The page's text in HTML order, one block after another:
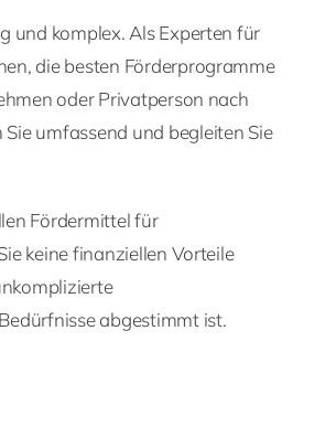
und komplex. Als Experten für
die besten Förderprogramme
oder Privatperson nach
umfassend und begleiten Sie
Fördermittel für
keine finanziellen Vorteile
abgestimmt ist.